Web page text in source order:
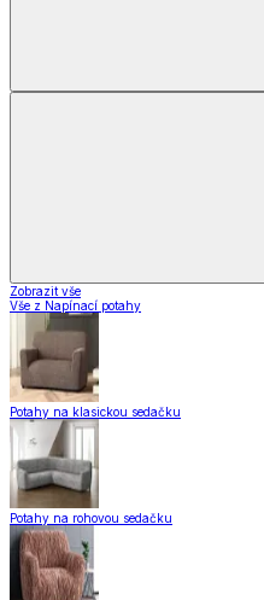
Zobrazit vše
Vše z Napínací potahy
Potahy na klasickou sedačku
Potahy na rohovou sedačku